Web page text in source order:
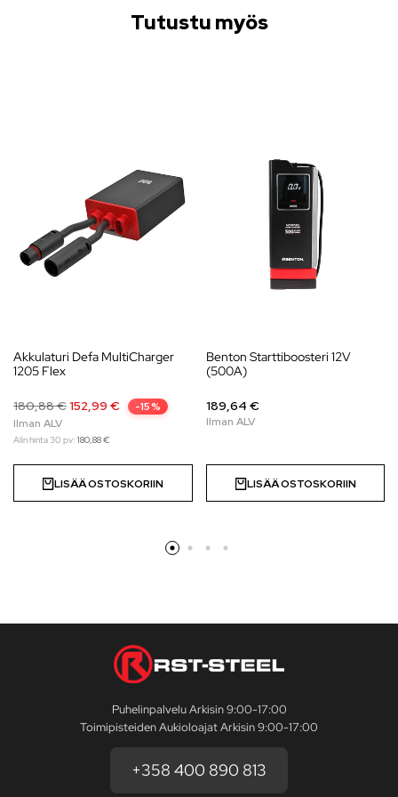
Tutustu myös
Akkulaturi Defa MultiCharger
1205 Flex
180,88€152,99 € -15%
Alin hinta 30 pv: 180,88€
LISÄÄ OSTOSKORIIN
Benton Starttiboosteri 12V
(500A)
189,64 €
LISÄÄ OSTOSKORIIN
Puhelinpalvelu Arkisin 9:00-17:00
Toimipisteiden Aukioloajat Arkisin 9:00-17:00
+358 400 890 813